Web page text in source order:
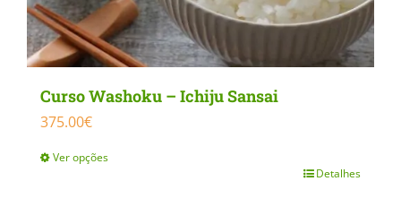
Curso Washoku – Ichiju Sansai
375.00€
Ver opções
Detalhes